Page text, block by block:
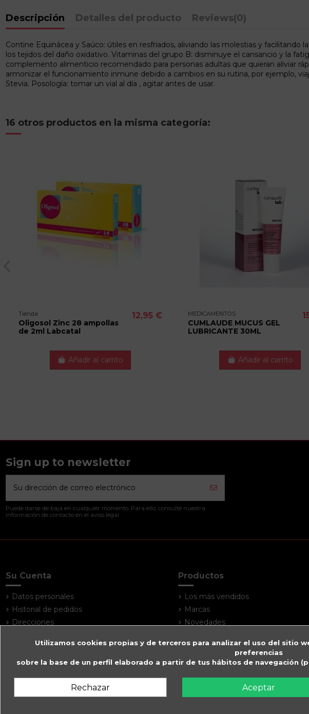
Descripción Detalles del producto Reviews(0)
Contine Equinácea y Saúco: útiles en resfriados, aliviando las molestias y
los tejidos del daño oxidativo. Vitaminas del grupo B: disminuye el cansancio y la
complemento alimenticio recomendado para personas adultas que quieran aliviar
armonizar el funcionamiento inmune debido a cambios en su rutina, por ejemplo,
Stevia. Posología: tomar un vial al día , agitar antes de usar.
16 otros productos en la misma categoría:
Tienda
Oligosol Zinc 28 ampollas
de 2ml Labcatal
12,95 €
Añadir al carrito
MEDICAMENTOS
CUMLAUDE MUCUS GEL
LUBRICANTE 30ML
Añadir al carrito
Sign up to newsletter
Puede darse de baja en cualquier momento. Para ello, consulte nuestra
información de contacto en el aviso legal.
Su Cuenta
Datos personales
Historial de pedidos
Direcciones
Productos
Los más vendidos
Marcas
Novedades
Utilizamos cookies propias y de terceros para analizar el uso del sitio
preferencias
sobre la base de un perfil elaborado a partir de tus hábitos de navegación
Rechazar Aceptar